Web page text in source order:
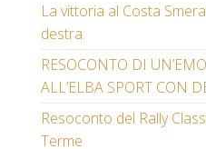
La vittoria al Costa
destra.
RESOCONTO DI
ALL’ELBA SPORT CON
Resoconto del Rally
Terme